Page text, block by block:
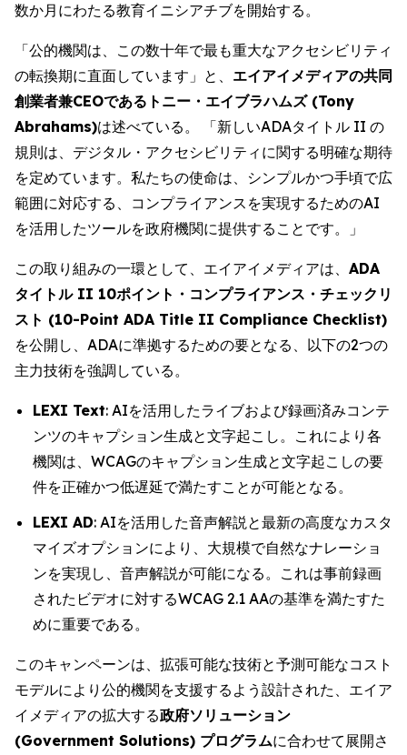
数か月にわたる教育イニシアチブを開始する。
「公的機関は、この数十年で最も重大なアクセシビリティ
の転換期に直面しています」と、 エイアイメディアの共同
創業者兼CEOであるトニー・エイブラハムズ (Tony
Abrahams)は述べている。 「新しいADAタイトル II の
規則は、デジタル・アクセシビリティに関する明確な期待
を定めています。私たちの使命は、シンプルかつ手頃で広
範囲に対応する、コンプライアンスを実現するためのAI
を活用したツールを政府機関に提供することです。」
この取り組みの一環として、エイアイメディアは、 ADA
タイトル II 10ポイント・コンプライアンス・チェックリ
スト (10-Point ADA Title II Compliance Checklist)
を公開し、ADAに準拠するための要となる、以下の2つの
主力技術を強調している。
LEXI Text: AIを活用したライブおよび録画済みコンテ
ンツのキャプション生成と文字起こし。これにより各
機関は、WCAGのキャプション生成と文字起こしの要
件を正確かつ低遅延で満たすことが可能となる。
LEXI AD: AIを活用した音声解説と最新の高度なカスタ
マイズオプションにより、大規模で自然なナレーショ
ンを実現し、音声解説が可能になる。これは事前録画
されたビデオに対するWCAG 2.1 AAの基準を満たすた
めに重要である。
このキャンペーンは、拡張可能な技術と予測可能なコスト
モデルにより公的機関を支援するよう設計された、エイア
イメディアの拡大する政府ソリューション
(Government Solutions) プログラムに合わせて展開さ